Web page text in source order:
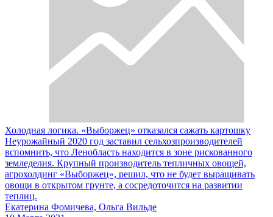
Холодная логика. «Выборжец» отказался сажать картошку
Неурожайный 2020 год заставил сельхозпроизводителей
вспомнить, что Ленобласть находится в зоне рискованного
земледелия. Крупный производитель тепличных овощей,
агрохолдинг «Выборжец», решил, что не будет выращивать
овощи в открытом грунте, а сосредоточится на развитии
теплиц.
Екатерина Фомичева, Ольга Вильде